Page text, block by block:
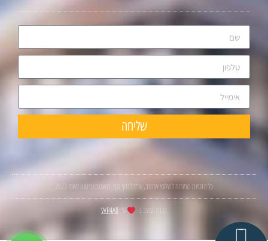
שליחה
כל הזכויות שמורות לשלומי ארונוב, עו"ד לנזקי גוף, תאונות וביטוח לאומי 2023
נבנה ועוצב ב- ע"יWP4All